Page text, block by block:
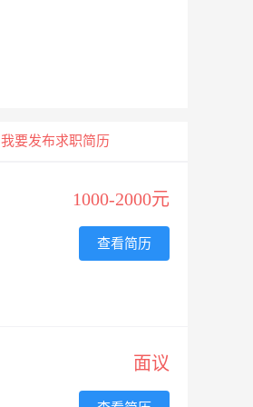
我要发布求职简历
1000-2000元
查看简历
面议